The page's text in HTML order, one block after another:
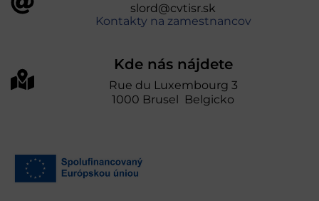
slord@cvtisr.sk
Kontakty na zamestnancov
Kde nás nájdete
Rue du Luxembourg 3
1000 Brusel Belgicko